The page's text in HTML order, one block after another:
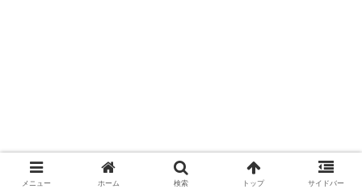
メニュー ホーム 検索 トップ サイドバー